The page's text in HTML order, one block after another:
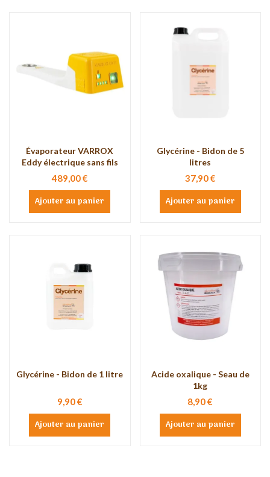
Évaporateur VARROX
Eddy électrique sans fils
489,00 €
Ajouter au panier
Glycérine - Bidon de 5
litres
37,90 €
Ajouter au panier
Glycérine - Bidon de 1 litre
9,90 €
Ajouter au panier
Acide oxalique - Seau de
1kg
8,90 €
Ajouter au panier